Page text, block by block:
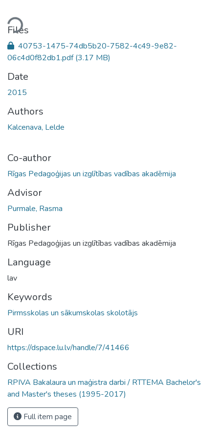
Files
40753-1475-74db5b20-7582-4c49-9e82-
06c4d0f82db1.pdf(3.17 MB)
Date
2015
Authors
Kalcenava, Lelde
Co-author
Rīgas Pedagoģijas un izglītības vadības akadēmija
Advisor
Purmale, Rasma
Publisher
Rīgas Pedagoģijas un izglītības vadības akadēmija
Language
lav
Keywords
Pirmsskolas un sākumskolas skolotājs
URI
https://dspace.lu.lv/handle/7/41466
Collections
RPIVA Bakalaura un maģistra darbi / RTTEMA Bachelor's
and Master's theses (1995-2017)
Full item page